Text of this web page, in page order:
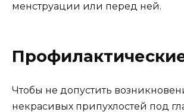
менструации или перед ней.
Чтобы не допустить
некрасивых припухлостей под